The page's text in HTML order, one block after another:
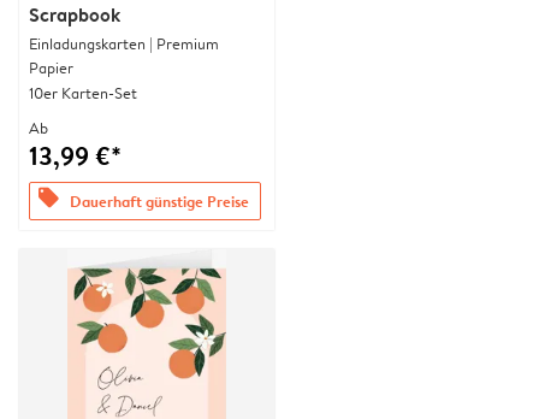
Scrapbook
Einladungskarten | Premium
Papier
10er Karten-Set
Ab
13,99 €*
offers Dauerhaft günstige Preise